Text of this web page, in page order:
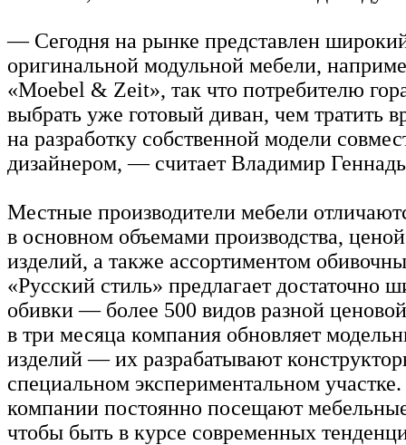
— Сегодня на рынке представлен
оригинальной модульной мебели,
«Moebel & Zeit», так что потребителю
выбрать уже готовый диван, чем тратить
на разработку собственной модели
дизайнером, — считает Владимир
Местные производители мебели
в основном объемами производства,
изделий, а также ассортиментом
«Русский стиль» предлагает достаточно
обивки — более 500 видов разной
в три месяца компания обновляет
изделий — их разрабатывают
специальном экспериментальном
компании постоянно посещают
чтобы быть в курсе современных